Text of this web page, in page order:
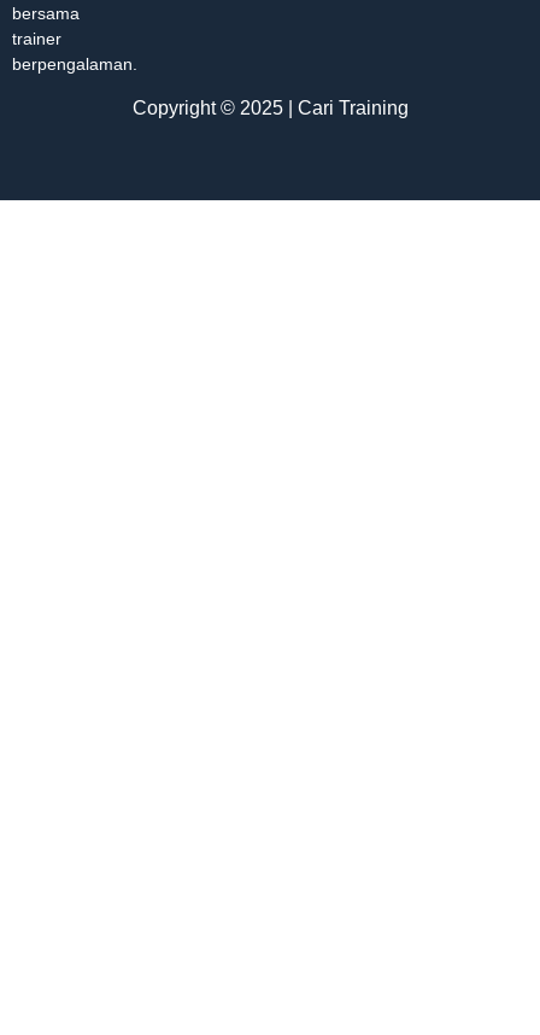
bersama
trainer
berpengalaman.
Copyright © 2025 | Cari Training